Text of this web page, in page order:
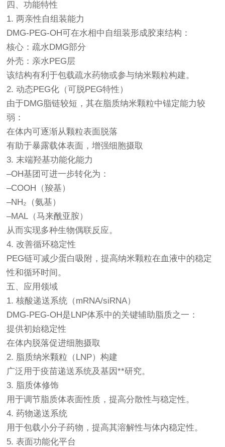
四、功能特性
1. 两亲性自组装能力
DMG-PEG-OH可在水相中自组装形成胶束结构：
核心：疏水DMG部分
外壳：亲水PEG层
该结构有利于包载疏水药物或参与纳米颗粒构建。
2. 动态PEG化（可脱PEG特性）
由于DMG脂链较短，其在脂质纳米颗粒中锚定能力较
弱：
在体内可逐渐从颗粒表面脱落
有助于暴露载体表面，增强细胞摄取
3. 末端羟基功能化能力
–OH基团可进一步转化为：
–COOH（羧基）
–NH₂（氨基）
–MAL（马来酰亚胺）
从而实现多种生物偶联反应。
4. 改善循环稳定性
PEG链可减少蛋白吸附，提高纳米颗粒在血液中的稳定
性和循环时间。
五、应用领域
1. 核酸递送系统（mRNA/siRNA）
DMG-PEG-OH是LNP体系中的关键辅助脂质之一：
提供初始稳定性
在体内脱落促进细胞摄取
2. 脂质纳米颗粒（LNP）构建
广泛用于疫苗递送系统及基因**研究。
3. 脂质体修饰
用于调节脂质体表面性质，提高分散性与稳定性。
4. 药物递送系统
用于包载小分子药物，提高其溶解性与体内稳定性。
5. 表面功能化平台